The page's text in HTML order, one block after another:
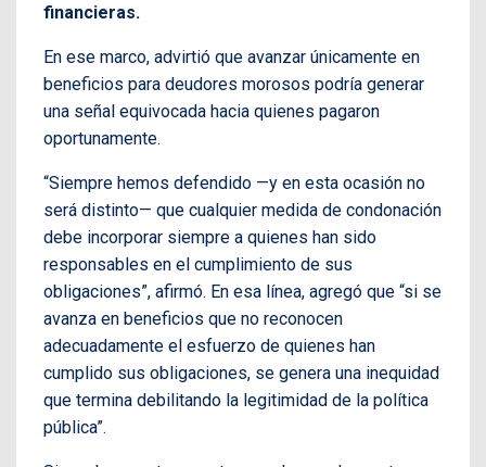
financieras.
En ese marco, advirtió que avanzar únicamente en
beneficios para deudores morosos podría generar
una señal equivocada hacia quienes pagaron
oportunamente.
“Siempre hemos defendido —y en esta ocasión no
será distinto— que cualquier medida de condonación
debe incorporar siempre a quienes han sido
responsables en el cumplimiento de sus
obligaciones”, afirmó. En esa línea, agregó que “si se
avanza en beneficios que no reconocen
adecuadamente el esfuerzo de quienes han
cumplido sus obligaciones, se genera una inequidad
que termina debilitando la legitimidad de la política
pública”.